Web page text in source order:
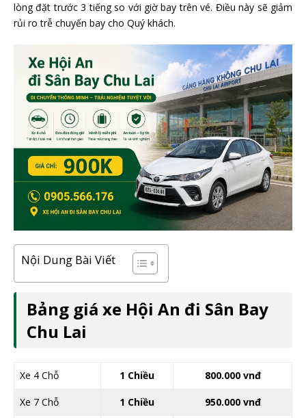
lòng đặt trước 3 tiếng so với giờ bay trên vé. Điều này sẽ giảm
rủi ro trễ chuyến bay cho Quý khách.
Nội Dung Bài Viết
Bảng giá xe Hội An đi Sân Bay
Chu Lai
Xe 4 Chỗ 1 Chiều 800.000 vnđ
Xe 7 Chỗ 1 Chiều 950.000 vnđ